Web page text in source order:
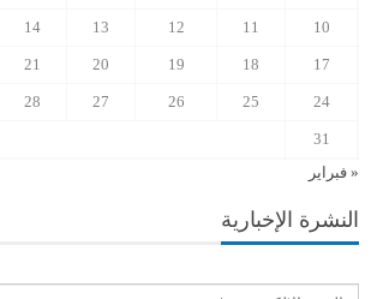
10
11
12
13
14
17
18
19
20
21
24
25
26
27
28
31
« فبراير
النشرة الإخبارية